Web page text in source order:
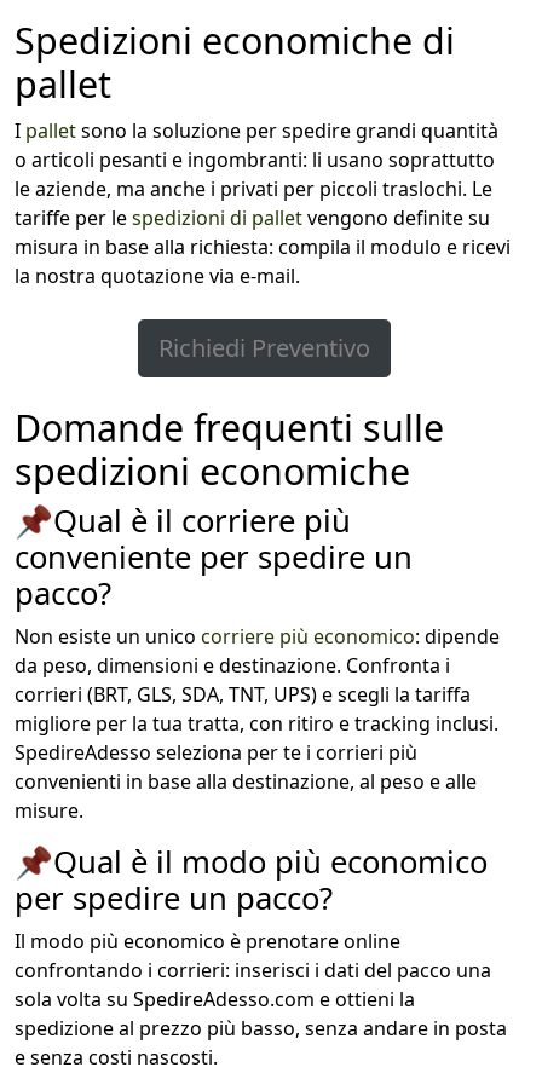
Spedizioni economiche di
pallet
I palletsono la soluzione per spedire grandi quantità
o articoli pesanti e ingombranti: li usano soprattutto
le aziende, ma anche i privati per piccoli traslochi. Le
tariffe per lespedizioni di palletvengono definite su
misura in base alla richiesta: compila il modulo e ricevi
la nostra quotazione via e-mail.
Richiedi Preventivo
Domande frequenti sulle
spedizioni economiche
📌Qual è il corriere più
conveniente per spedire un
pacco?
Non esiste un unico corriere più economico: dipende
da peso, dimensioni e destinazione. Confronta i
corrieri (BRT, GLS, SDA, TNT, UPS) e scegli la tariffa
migliore per la tua tratta, con ritiro e tracking inclusi.
SpedireAdesso seleziona per te i corrieri più
convenienti in base alla destinazione, al peso e alle
misure.
📌Qual è il modo più economico
per spedire un pacco?
Il modo più economico è prenotare online
confrontando i corrieri: inserisci i dati del pacco una
sola volta su SpedireAdesso.com e ottieni la
spedizione al prezzo più basso, senza andare in posta
e senza costi nascosti.